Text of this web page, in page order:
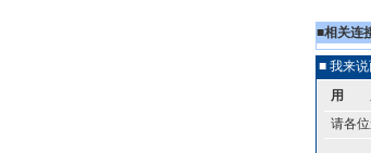
■相关连
■ 我来说
用
请各